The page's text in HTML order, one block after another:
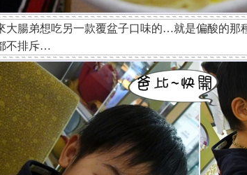
大腸弟想吃另一款覆盆子口味的…就是偏酸的
不排斥…